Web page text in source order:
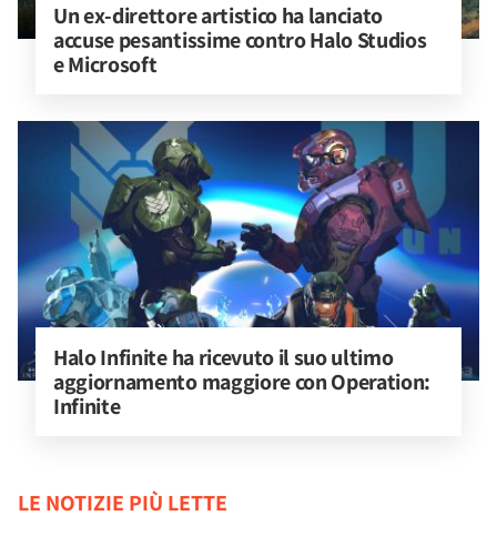
Un ex-direttore artistico ha lanciato
accuse pesantissime contro Halo Studios
e Microsoft
Halo Infinite ha ricevuto il suo ultimo
aggiornamento maggiore con Operation:
Infinite
LE NOTIZIE PIÙ LETTE